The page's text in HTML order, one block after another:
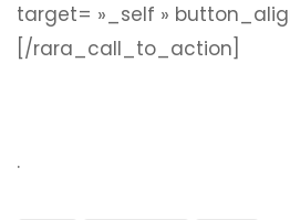
target= »_self »
[/rara_call_to_action]
.